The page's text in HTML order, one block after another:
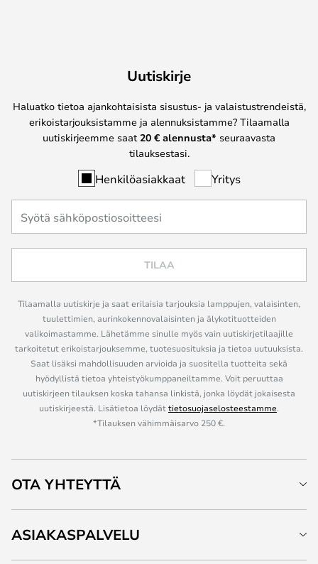
Uutiskirje
Haluatko tietoa ajankohtaisista sisustus- ja valaistustrendeistä,
erikoistarjouksistamme ja alennuksistamme? Tilaamalla
uutiskirjeemme saat 20 € alennusta* seuraavasta
tilauksestasi.
Henkilöasiakkaat Yritys
TILAA
Tilaamalla uutiskirje ja saat erilaisia tarjouksia lamppujen, valaisinten,
tuulettimien, aurinkokennovalaisinten ja älykotituotteiden
valikoimastamme. Lähetämme sinulle myös vain uutiskirjetilaajille
tarkoitetut erikoistarjouksemme, tuotesuosituksia ja tietoa uutuuksista.
Saat lisäksi mahdollisuuden arvioida ja suositella tuotteita sekä
hyödyllistä tietoa yhteistyökumppaneiltamme. Voit peruuttaa
uutiskirjeen tilauksen koska tahansa linkistä, jonka löydät jokaisesta
uutiskirjeestä. Lisätietoa löydättietosuojaselosteestamme.
*Tilauksen vähimmäisarvo 250 €.
OTA YHTEYTTÄ
ASIAKASPALVELU